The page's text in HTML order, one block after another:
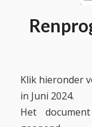
Klik hieronder
in Juni 2024.
Het